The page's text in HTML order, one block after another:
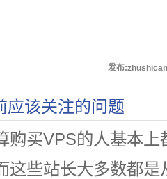
发布
应该关注的问题
购买VPS的人基本
这些站长大多数都